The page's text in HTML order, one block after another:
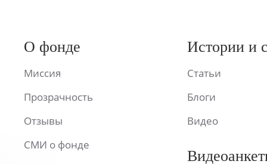
О фонде
Миссия
Прозрачность
Отзывы
СМИ о фонде
Истории и
Статьи
Блоги
Видео